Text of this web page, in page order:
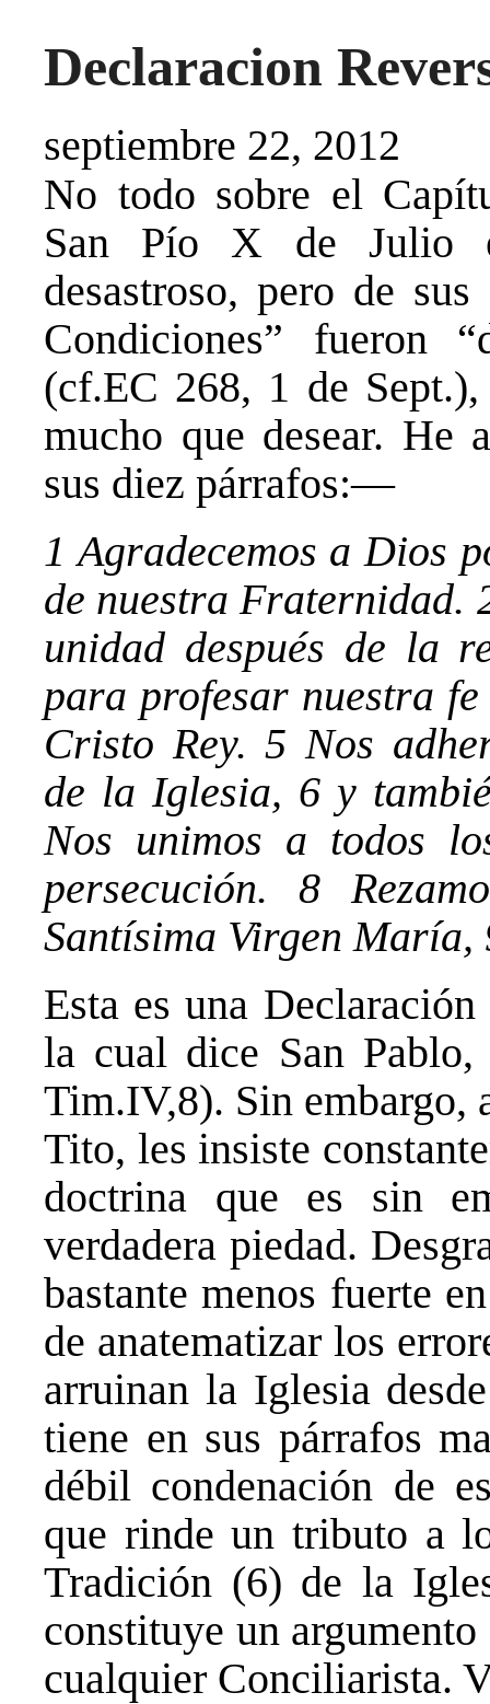
Declaracion
septiembre 22, 2012
No todo sobre el
San Pío X de Julio
desastroso, pero de
Condiciones” fueron
(cf.EC 268, 1 de
mucho que desear. He
sus diez párrafos:—
1 Agradecemos a Dios
de nuestra Fraternidad.
unidad después de la
para profesar nuestra
Cristo Rey. 5 Nos
de la Iglesia, 6 y
Nos unimos a todos
persecución. 8
Santísima Virgen María,
Esta es una
la cual dice San
Tim.IV,8). Sin embargo,
Tito, les insiste
doctrina que es sin
verdadera piedad.
bastante menos fuerte
de anatematizar los
arruinan la Iglesia
tiene en sus párrafos
débil condenación de
que rinde un tributo a
Tradición (6) de la
constituye un
cualquier Conciliarista.